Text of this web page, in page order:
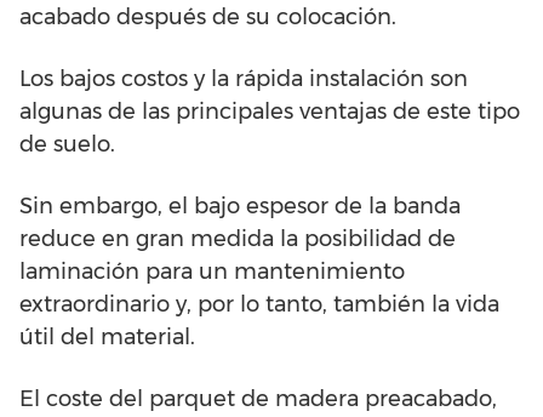
acabado después de su colocación.
Los bajos costos y la rápida instalación son
algunas de las principales ventajas de este tipo
de suelo.
Sin embargo, el bajo espesor de la banda
reduce en gran medida la posibilidad de
laminación para un mantenimiento
extraordinario y, por lo tanto, también la vida
útil del material.
El coste del parquet de madera preacabado,